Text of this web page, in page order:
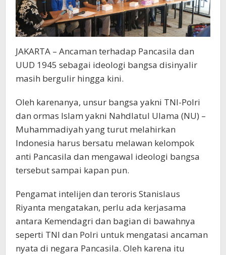
JAKARTA – Ancaman terhadap Pancasila dan
UUD 1945 sebagai ideologi bangsa disinyalir
masih bergulir hingga kini.
Oleh karenanya, unsur bangsa yakni TNI-Polri
dan ormas Islam yakni Nahdlatul Ulama (NU) –
Muhammadiyah yang turut melahirkan
Indonesia harus bersatu melawan kelompok
anti Pancasila dan mengawal ideologi bangsa
tersebut sampai kapan pun.
Pengamat intelijen dan teroris Stanislaus
Riyanta mengatakan, perlu ada kerjasama
antara Kemendagri dan bagian di bawahnya
seperti TNI dan Polri untuk mengatasi ancaman
nyata di negara Pancasila. Oleh karena itu